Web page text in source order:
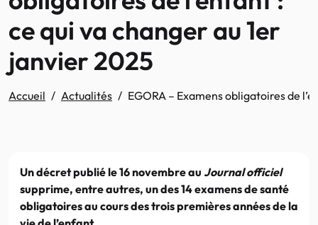
ce qui va changer au 1er
janvier 2025
Accueil Actualités EGORA – Examens obligatoires de
Un décret publié le 16 novembre au Journal officiel
supprime, entre autres, un des 14 examens de santé
obligatoires au cours des trois premières années de la